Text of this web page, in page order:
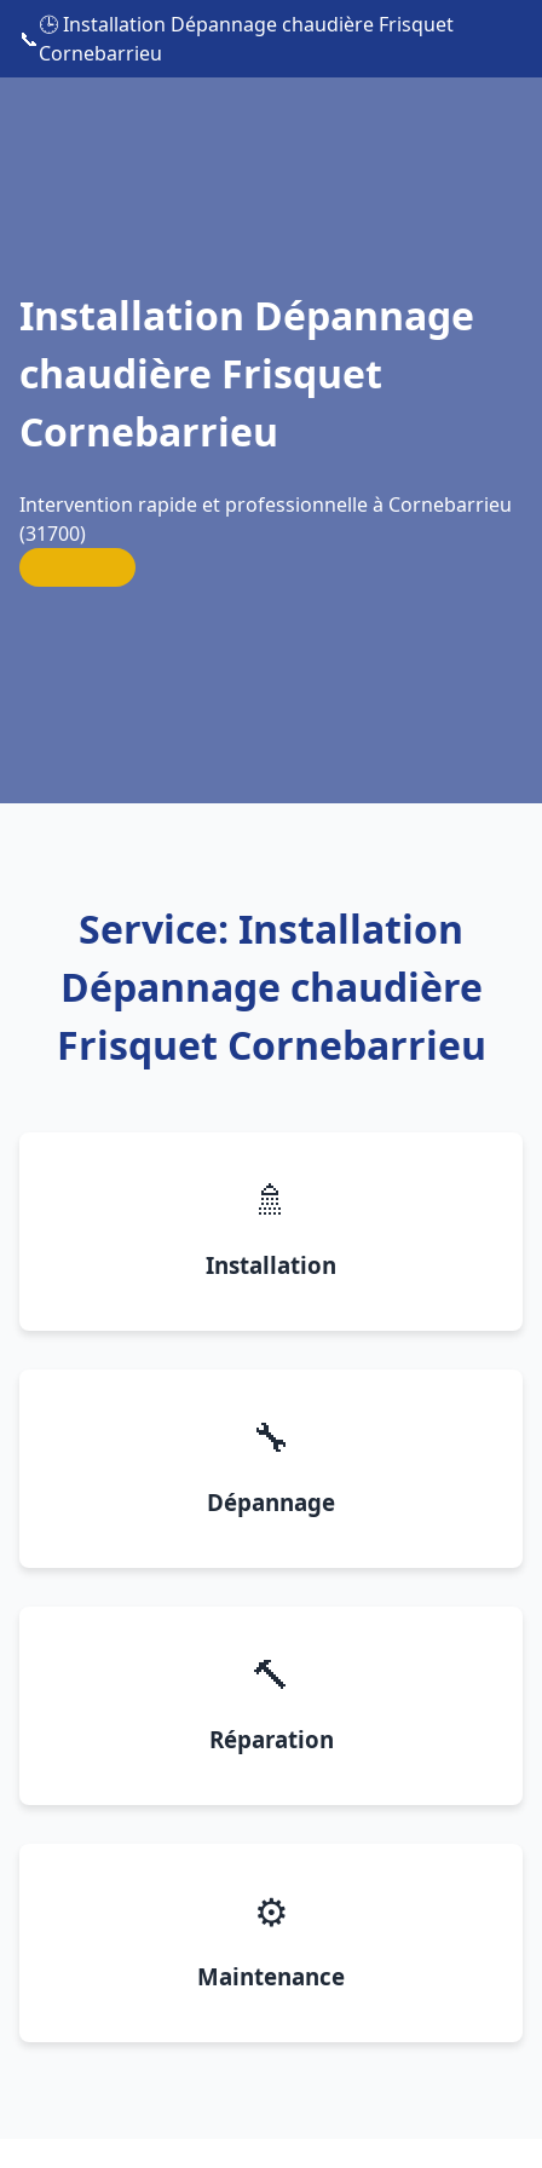
📞
🕒 Installation Dépannage chaudière Frisquet
Cornebarrieu
Installation Dépannage
chaudière Frisquet
Cornebarrieu
Intervention rapide et professionnelle à Cornebarrieu
(31700)
Service: Installation
Dépannage chaudière
Frisquet Cornebarrieu
🚿
Installation
🔧
Dépannage
🔨
Réparation
⚙️
Maintenance